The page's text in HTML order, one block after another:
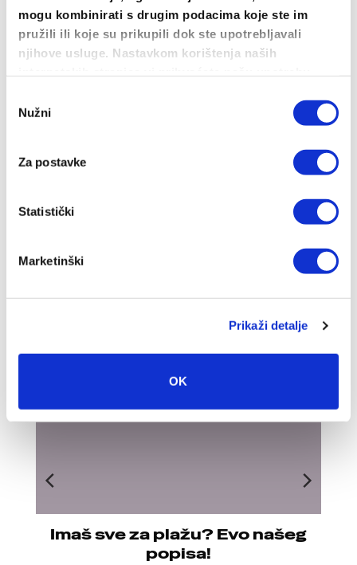
mogu kombinirati s drugim podacima koje ste im
pružili ili koje su prikupili dok ste upotrebljavali
njihove usluge. Nastavkom korištenja naših
pristanka
Nužni
Za postavke
Statistički
Marketinški
Prikaži detalje
OK
Majica Mjeseca
Otkrije priče i posebne cijene za
Imaš sve za plažu? Evo našeg
popisa!